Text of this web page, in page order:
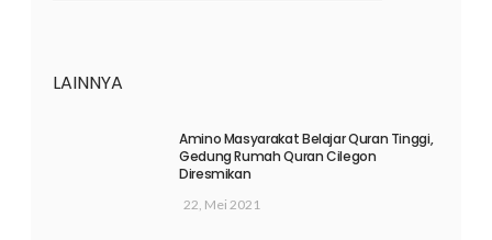
LAINNYA
Amino Masyarakat Belajar Quran Tinggi,
Gedung Rumah Quran Cilegon
Diresmikan
22, Mei 2021